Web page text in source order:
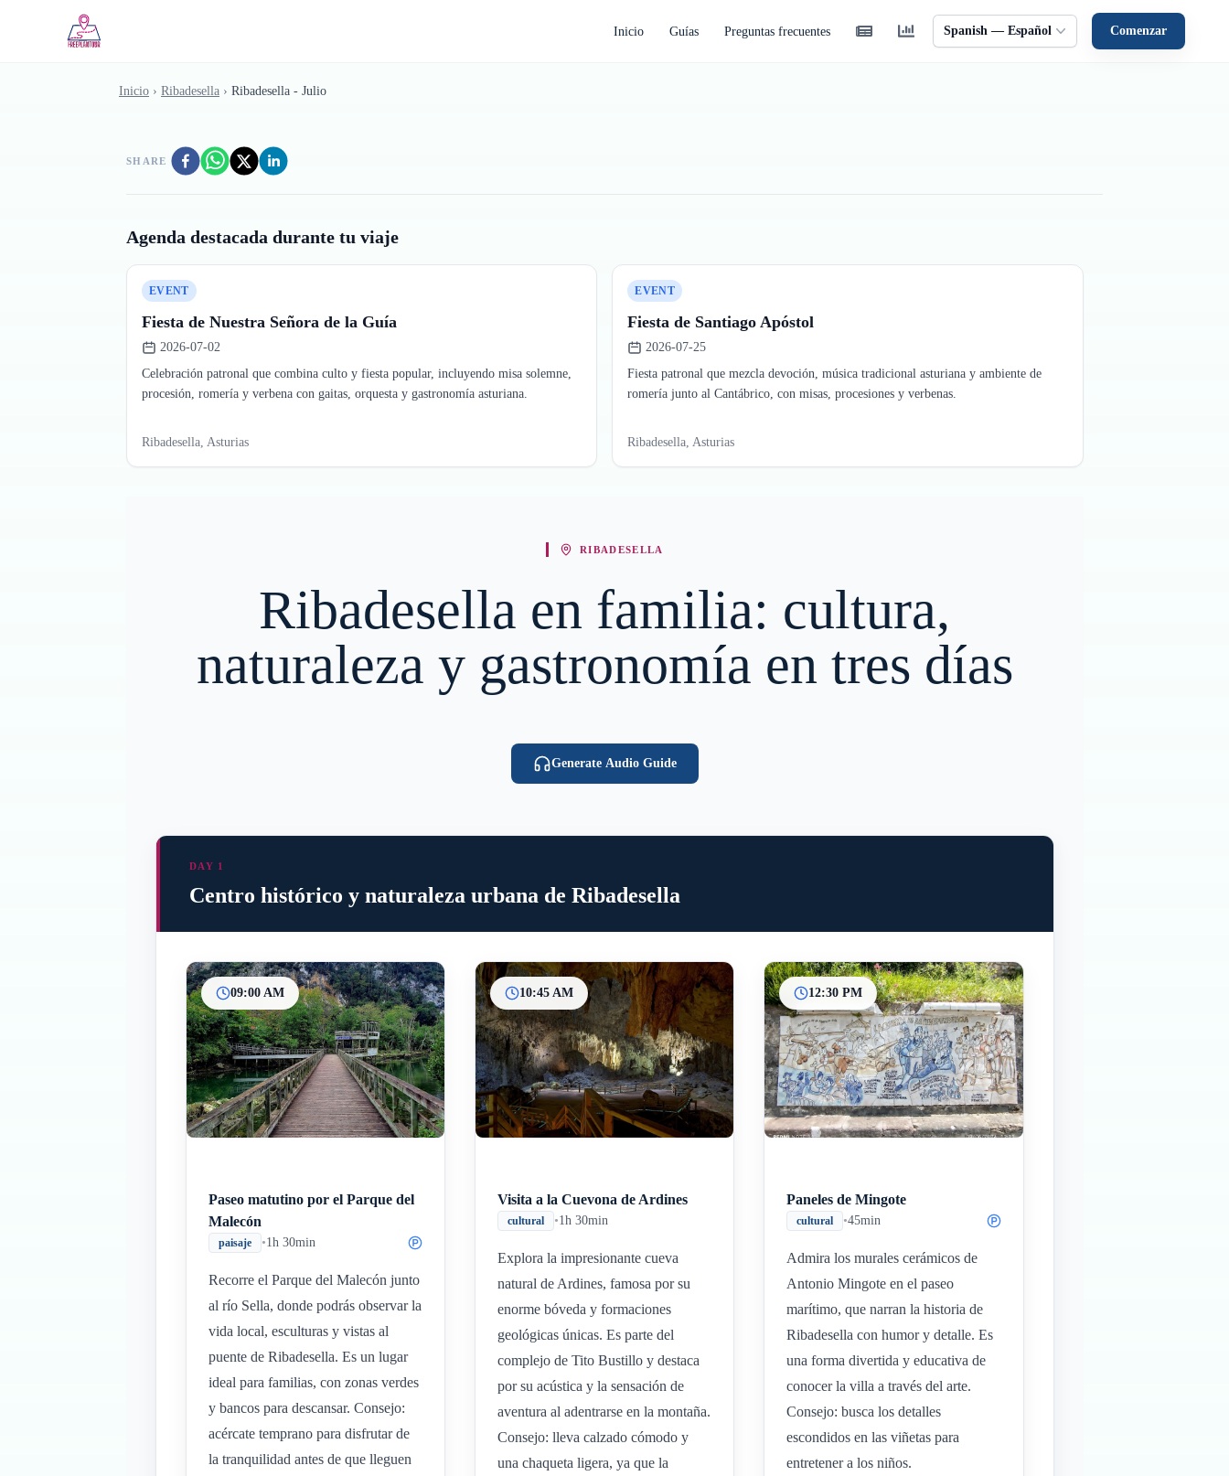
Inicio Guías Preguntas frecuentes Spanish — Español Comenzar
Inicio › Ribadesella › Ribadesella - Julio
SHARE
Agenda destacada durante tu viaje
EVENT
Fiesta de Nuestra Señora de la Guía
2026-07-02
Celebración patronal que combina culto y fiesta popular, incluyendo misa solemne,
procesión, romería y verbena con gaitas, orquesta y gastronomía asturiana.
Ribadesella, Asturias
EVENT
Fiesta de Santiago Apóstol
2026-07-25
Fiesta patronal que mezcla devoción, música tradicional asturiana y ambiente de
romería junto al Cantábrico, con misas, procesiones y verbenas.
Ribadesella, Asturias
RIBADESELLA
Ribadesella en familia: cultura,
naturaleza y gastronomía en tres días
Generate Audio Guide
DAY 1
Centro histórico y naturaleza urbana de Ribadesella
09:00 AM
Paseo matutino por el Parque del
Malecón
paisaje •1h 30min
Recorre el Parque del Malecón junto
al río Sella, donde podrás observar la
vida local, esculturas y vistas al
puente de Ribadesella. Es un lugar
ideal para familias, con zonas verdes
y bancos para descansar. Consejo:
acércate temprano para disfrutar de
la tranquilidad antes de que lleguen
10:45 AM
Visita a la Cuevona de Ardines
cultural •1h 30min
Explora la impresionante cueva
natural de Ardines, famosa por su
enorme bóveda y formaciones
geológicas únicas. Es parte del
complejo de Tito Bustillo y destaca
por su acústica y la sensación de
aventura al adentrarse en la montaña.
Consejo: lleva calzado cómodo y
una chaqueta ligera, ya que la
12:30 PM
Paneles de Mingote
cultural •45min
Admira los murales cerámicos de
Antonio Mingote en el paseo
marítimo, que narran la historia de
Ribadesella con humor y detalle. Es
una forma divertida y educativa de
conocer la villa a través del arte.
Consejo: busca los detalles
escondidos en las viñetas para
entretener a los niños.